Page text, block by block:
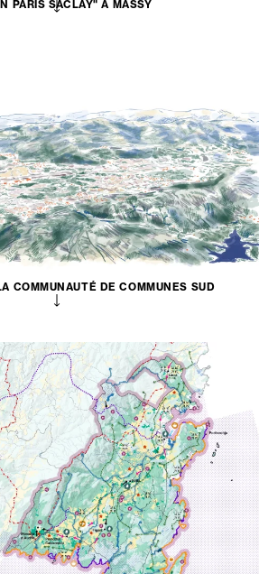
PARIS SACLAY" À MASSY
COMMUNAUTÉ DE COMMUNES SUD